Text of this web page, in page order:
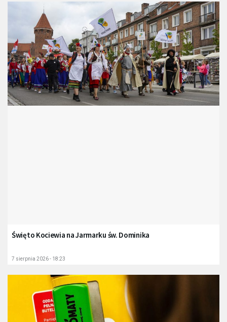
Święto Kociewia na Jarmarku św. Dominika
7 sierpnia 2026 - 18:23